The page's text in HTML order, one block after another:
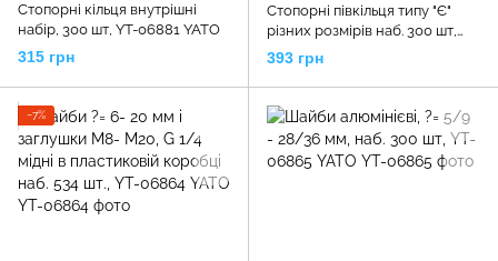
Стопорні кільця внутрішні
набір, 300 шт, YT-06881 YATO
315 грн
Стопорні півкільця типу "Є"
різних розмірів наб. 300 шт,
YT-06884 YATO
393 грн
−7%